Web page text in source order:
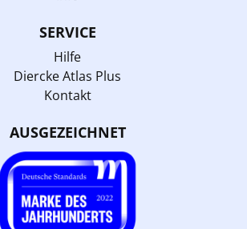
SERVICE
Hilfe
Diercke Atlas Plus
Kontakt
AUSGEZEICHNET